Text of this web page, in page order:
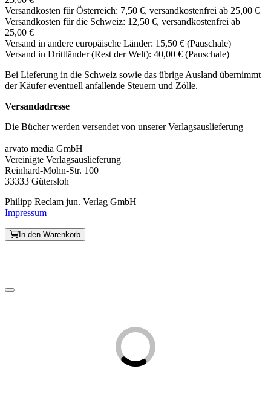
Versandkosten für Österreich: 7,50 €, versandkostenfrei ab 25,00 €
Versandkosten für die Schweiz: 12,50 €, versandkostenfrei ab
25,00 €
Versand in andere europäische Länder: 15,50 € (Pauschale)
Versand in Drittländer (Rest der Welt): 40,00 € (Pauschale)
Bei Lieferung in die Schweiz sowie das übrige Ausland übernimmt
der Käufer eventuell anfallende Steuern und Zölle.
Versandadresse
Die Bücher werden versendet von unserer Verlagsauslieferung
arvato media GmbH
Vereinigte Verlagsauslieferung
Reinhard-Mohn-Str. 100
33333 Gütersloh
Philipp Reclam jun. Verlag GmbH
Impressum
In den Warenkorb